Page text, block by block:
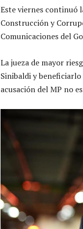
Este viernes continuó
Construcción y
Comunicaciones del
La jueza de mayor
Sinibaldi y
acusación del MP no